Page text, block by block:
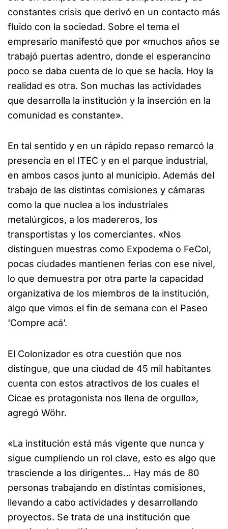
constantes crisis que derivó en un contacto más
fluido con la sociedad. Sobre el tema el
empresario manifestó que por «muchos años se
trabajó puertas adentro, donde el esperancino
poco se daba cuenta de lo que se hacía. Hoy la
realidad es otra. Son muchas las actividades
que desarrolla la institución y la inserción en la
comunidad es constante».
En tal sentido y en un rápido repaso remarcó la
presencia en el ITEC y en el parque industrial,
en ambos casos junto al municipio. Además del
trabajo de las distintas comisiones y cámaras
como la que nuclea a los industriales
metalúrgicos, a los madereros, los
transportistas y los comerciantes. «Nos
distinguen muestras como Expodema o FeCol,
pocas ciudades mantienen ferias con ese nivel,
lo que demuestra por otra parte la capacidad
organizativa de los miembros de la institución,
algo que vimos el fin de semana con el Paseo
‘Compre acá’.
El Colonizador es otra cuestión que nos
distingue, que una ciudad de 45 mil habitantes
cuenta con estos atractivos de los cuales el
Cicae es protagonista nos llena de orgullo»,
agregó Wöhr.
«La institución está más vigente que nunca y
sigue cumpliendo un rol clave, esto es algo que
trasciende a los dirigentes… Hay más de 80
personas trabajando en distintas comisiones,
llevando a cabo actividades y desarrollando
proyectos. Se trata de una institución que